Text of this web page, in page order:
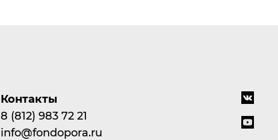
Контакты
8 (812) 983 72 21
info@fondopora.ru